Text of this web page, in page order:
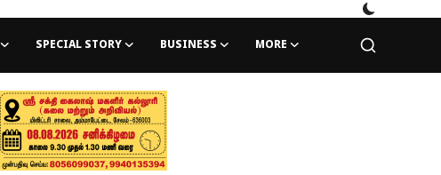
SPECIAL STORY BUSINESS MORE